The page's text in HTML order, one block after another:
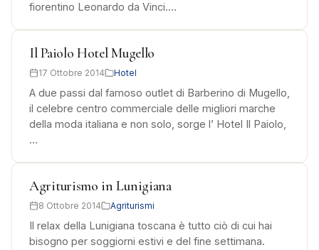
fiorentino Leonardo da Vinci.…
Il Paiolo Hotel Mugello
17 Ottobre 2014 Hotel
A due passi dal famoso outlet di Barberino di Mugello,
il celebre centro commerciale delle migliori marche
della moda italiana e non solo, sorge l’ Hotel Il Paiolo,
…
Agriturismo in Lunigiana
8 Ottobre 2014 Agriturismi
Il relax della Lunigiana toscana è tutto ciò di cui hai
bisogno per soggiorni estivi e del fine settimana.